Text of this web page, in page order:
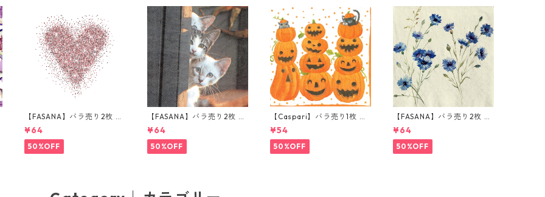
【FASANA】バラ売り2枚 ラ
ンチサイズ ペーパーナプキ
ン Glitter love ホワイト
¥64
50%OFF
【FASANA】バラ売り2枚 ラ
ンチサイズ ペーパーナプキ
ン Three Friends グレー
¥64
50%OFF
【Caspari】バラ売り1枚 ラ
ンチサイズ ペーパーナプキ
ン JACK O'LANTERNS ホワ
イト
¥54
50%OFF
【FASANA】バラ売り2枚 ラ
ンチサイズ ペーパーナプキ
ン Cornflower ナチュラル
¥64
50%OFF